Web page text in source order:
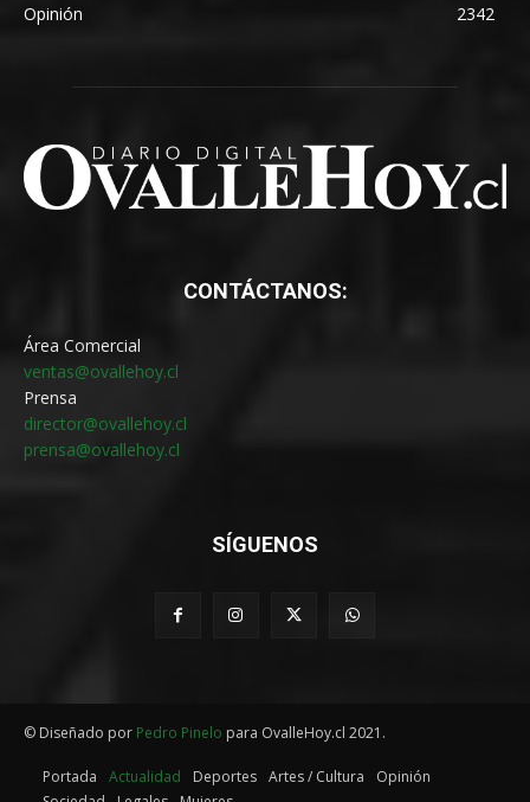
Opinión
2342
CONTÁCTANOS:
Área Comercial
ventas@ovallehoy.cl
Prensa
director@ovallehoy.cl
prensa@ovallehoy.cl
SÍGUENOS
© Diseñado por Pedro Pinelo para OvalleHoy.cl 2021.
Portada Actualidad Deportes Artes / Cultura
Opinión